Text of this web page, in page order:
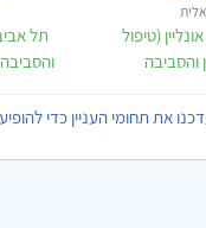
(טיפול
והסביבה
תל
את תחומי העניין כדי